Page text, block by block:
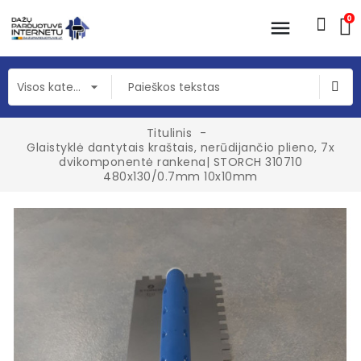
0
Titulinis
Glaistyklė dantytais kraštais, nerūdijančio plieno, 7x
dvikomponentė rankena| STORCH 310710
480x130/0.7mm 10x10mm